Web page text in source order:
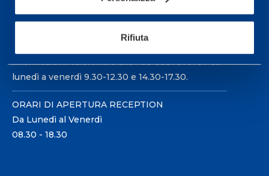
Rifiuta
Sport Service Mapei S.r.l. - Via Busto Fagnano 38,
21057 Olgiate Olona (Varese) Italia.
informazioni: telefonare allo +39 0331 575757 da
lunedì a venerdì 9.30-12.30 e 14.30-17.30.
ORARI DI APERTURA RECEPTION
Da Lunedì al Venerdì
08.30 - 18.30